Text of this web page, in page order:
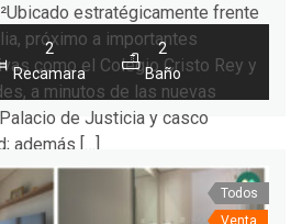
estratégicamente frente
próximo a importantes
como el Colegio Cristo Rey y
a minutos de las nuevas
de Justicia y casco
además […]
2
Recamara
2
Baño
Todos
Venta